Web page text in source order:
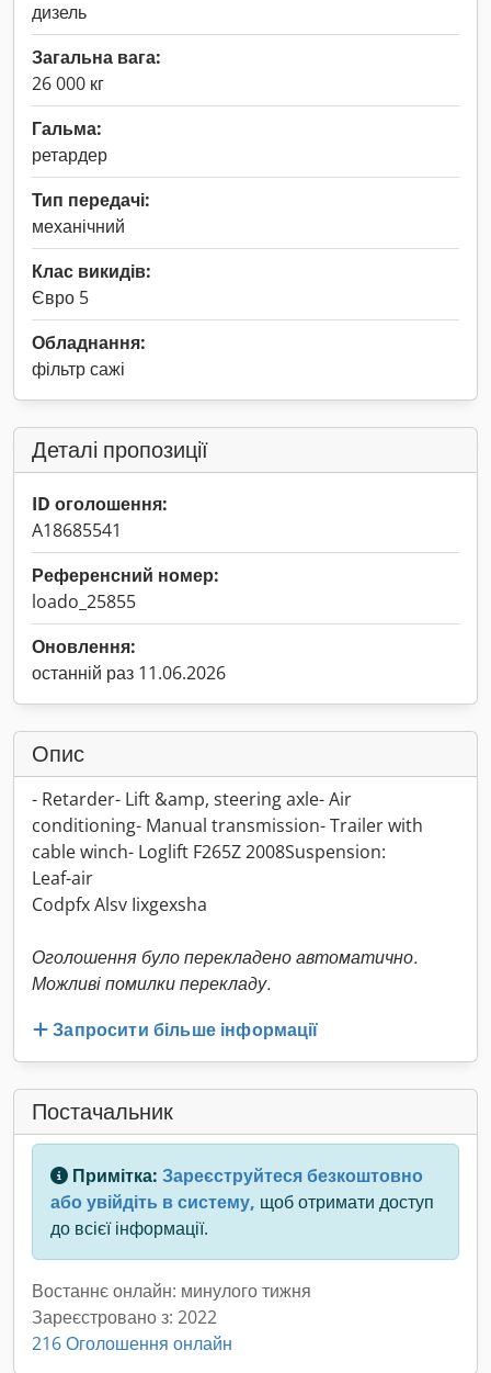
дизель
Загальна вага:
26 000 кг
Гальма:
ретардер
Тип передачі:
механічний
Клас викидів:
Євро 5
Обладнання:
фільтр сажі
Деталі пропозиції
ID оголошення:
A18685541
Референсний номер:
loado_25855
Оновлення:
останній раз 11.06.2026
Опис
- Retarder- Lift &amp, steering axle- Air
conditioning- Manual transmission- Trailer with
cable winch- Loglift F265Z 2008Suspension:
Leaf-air
Codpfx Alsv Iixgexsha
Оголошення було перекладено автоматично.
Можливі помилки перекладу.
Запросити більше інформації
Постачальник
Примітка: Зареєструйтеся безкоштовно
або увійдіть в систему, щоб отримати доступ
до всієї інформації.
Востаннє онлайн: минулого тижня
Зареєстровано з: 2022
216 Оголошення онлайн